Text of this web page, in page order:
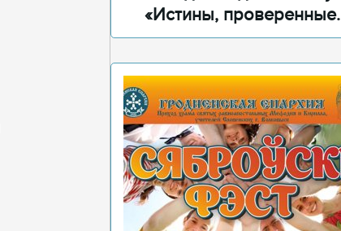
«Истины, проверенные
временем»